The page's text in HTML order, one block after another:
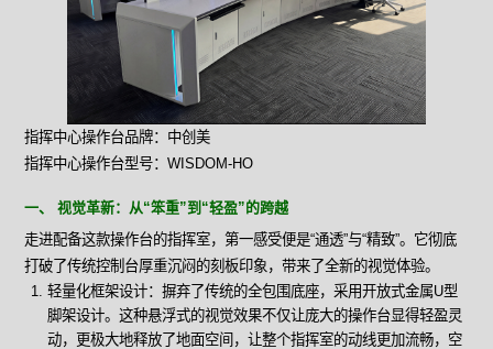
指挥中心操作台品牌：中创美
指挥中心操作台型号：WISDOM-HO
一、 视觉革新：从“笨重”到“轻盈”的跨越
走进配备这款操作台的指挥室，第一感受便是“通透”与“精致”。它彻底
打破了传统控制台厚重沉闷的刻板印象，带来了全新的视觉体验。
轻量化框架设计：摒弃了传统的全包围底座，采用开放式金属U型
脚架设计。这种悬浮式的视觉效果不仅让庞大的操作台显得轻盈灵
动，更极大地释放了地面空间，让整个指挥室的动线更加流畅，空